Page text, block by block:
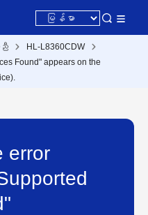
ညီ
HL-L8360CDW
Found" appears on the
error